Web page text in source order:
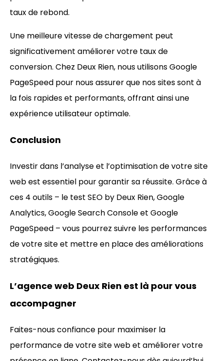
taux de rebond.
Une meilleure vitesse de chargement peut
significativement améliorer votre taux de
conversion. Chez Deux Rien, nous utilisons Google
PageSpeed pour nous assurer que nos sites sont à
la fois rapides et performants, offrant ainsi une
expérience utilisateur optimale.
Conclusion
Investir dans l’analyse et l’optimisation de votre site
web est essentiel pour garantir sa réussite. Grâce à
ces 4 outils – le test SEO by Deux Rien, Google
Analytics, Google Search Console et Google
PageSpeed – vous pourrez suivre les performances
de votre site et mettre en place des améliorations
stratégiques.
L’agence web Deux Rien est là pour vous
accompagner
Faites-nous confiance pour maximiser la
performance de votre site web et améliorer votre